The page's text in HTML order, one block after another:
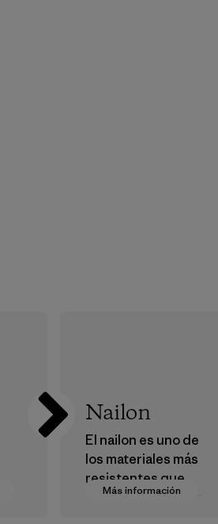
Más información
Nailon
El nailon es uno de
los materiales más
resistentes que
usamos en nuestra